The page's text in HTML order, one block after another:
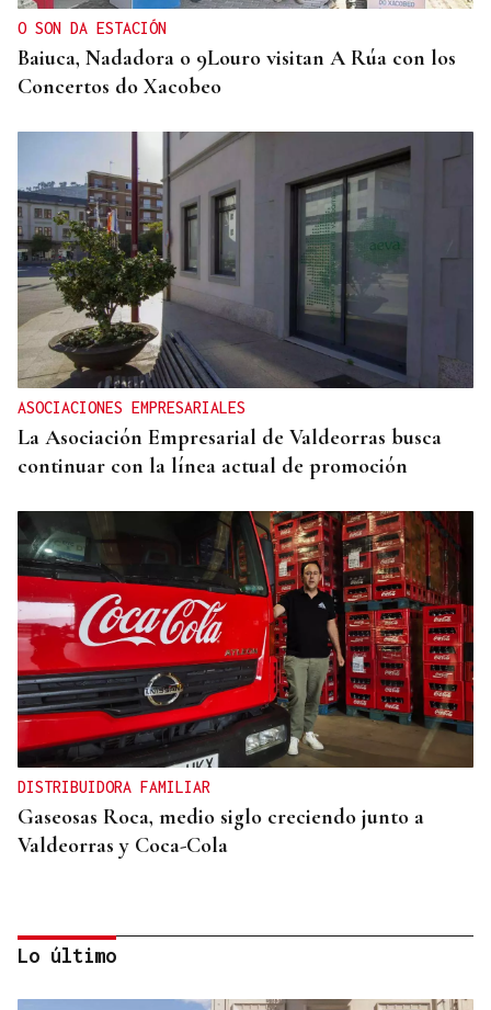
O SON DA ESTACIÓN
Baiuca, Nadadora o 9Louro visitan A Rúa con los
Concertos do Xacobeo
ASOCIACIONES EMPRESARIALES
La Asociación Empresarial de Valdeorras busca
continuar con la línea actual de promoción
DISTRIBUIDORA FAMILIAR
Gaseosas Roca, medio siglo creciendo junto a
Valdeorras y Coca-Cola
Lo último